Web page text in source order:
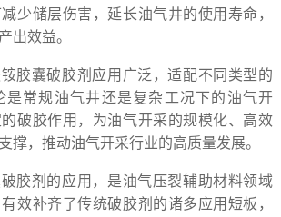
少储层伤害，延长油气井的使用寿命，
出效益。
胶囊破胶剂应用广泛，适配不同类型的
是常规油气井还是复杂工况下的油气开
破胶作用，为油气开采的规模化、高效
撑，推动油气开采行业的高质量发展。
胶剂的应用，是油气压裂辅助材料领域
效补齐了传统破胶剂的诸多应用短板，